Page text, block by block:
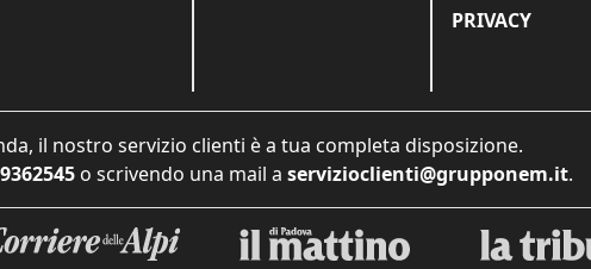
PRIVACY
il nostro servizio clienti è a tua completa disposizione.
o scrivendo una mail a servizioclienti@grupponem.it.